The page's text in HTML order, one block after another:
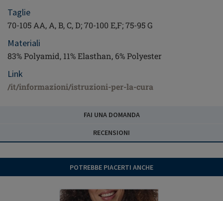
Taglie
70-105 AA, A, B, C, D; 70-100 E,F; 75-95 G
Materiali
83% Polyamid, 11% Elasthan, 6% Polyester
Link
/it/informazioni/istruzioni-per-la-cura
FAI UNA DOMANDA
RECENSIONI
POTREBBE PIACERTI ANCHE